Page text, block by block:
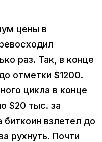
цены в
раз. Так, в конце
отметки $1200.
цикла в конце
$20 тыс. за
биткоин взлетел до
рухнуть. Почти